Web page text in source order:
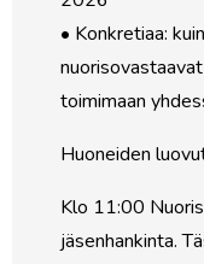
• Konkretiaa:
toimimaan
Huoneiden
Klo 11:00
jäsenhankinta.